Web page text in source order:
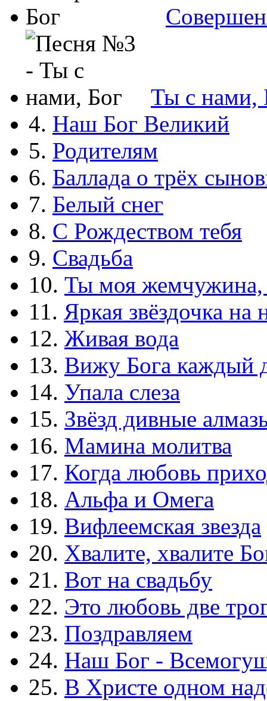
Ты с нами,
4. Наш Бог Великий
5. Родителям
6. Баллада о трёх
7. Белый снег
8. С Рождеством тебя
9. Свадьба
10. Ты моя жемчужина,
11. Яркая звёздочка на
12. Живая вода
13. Вижу Бога каждый
14. Упала слеза
15. Звёзд дивные
16. Мамина молитва
17. Когда любовь
18. Альфа и Омега
19. Вифлеемская звезда
20. Хвалите, хвалите
21. Вот на свадьбу
22. Это любовь две
23. Поздравляем
24. Наш Бог -
25. В Христе одном